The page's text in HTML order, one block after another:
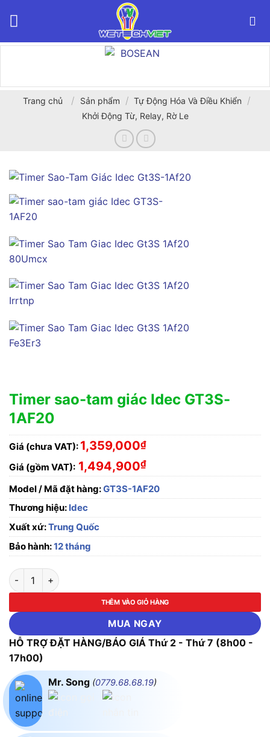
Trang chủ / Sản phẩm / Tự Động Hóa Và Điều Khiển /
Khởi Động Từ, Relay, Rờ Le
Timer sao-tam giác Idec GT3S-
1AF20
Giá (chưa VAT): 1,359,000₫
Giá (gồm VAT): 1,494,900₫
Model / Mã đặt hàng:GT3S-1AF20
Thương hiệu: Idec
Xuất xứ:Trung Quốc
Bảo hành:12 tháng
Timer sao-tam giác Idec GT3S-1AF20 số lượng
THÊM VÀO GIỎ HÀNG
MUA NGAY
HỖ TRỢ ĐẶT HÀNG/BÁO GIÁ Thứ 2 - Thứ 7 (8h00 -
17h00)
Mr. Song (0779.68.68.19)